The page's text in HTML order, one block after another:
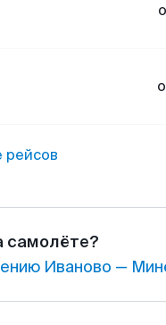
рейсов
самолёте?
Иваново —